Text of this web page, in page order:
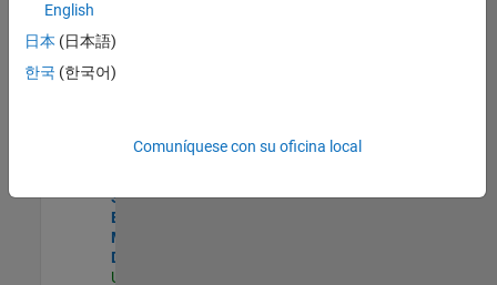
Ecosystem for
US-MA-Natick
Experimentado
Solutions
Engineer -
Model Based
Design
US-MA-Natick
English
日本 (日本語)
한국 (한국어)
Comuníquese con su oficina local